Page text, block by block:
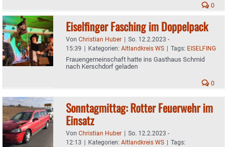
0
Eiselfinger Fasching im Doppelpack
Von Christian Huber | So. 12.2.2023 -
15:39 | Kategorien: Altlandkreis WS | Tags: EISELFING
Frauengemeinschaft hatte ins Gasthaus Schmid
nach Kerschdorf geladen
0
Sonntagmittag: Rotter Feuerwehr im
Einsatz
Von Christian Huber | So. 12.2.2023 -
12:13 | Kategorien: Altlandkreis WS | Tags: